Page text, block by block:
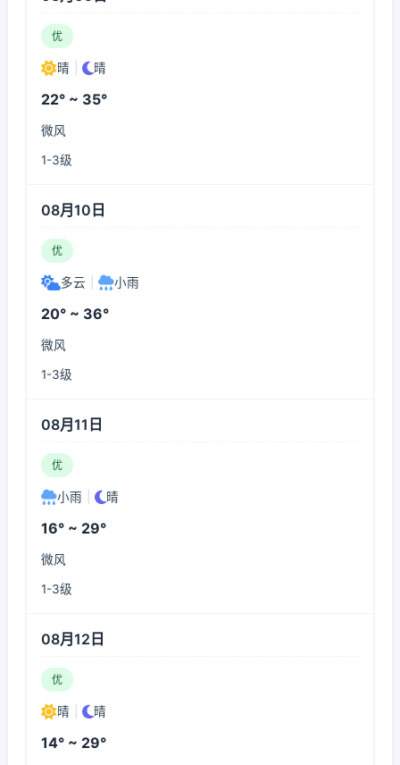
优
晴 晴
22° ~ 35°
微风
1-3级
08月10日
优
多云 小雨
20° ~ 36°
微风
1-3级
08月11日
优
小雨 晴
16° ~ 29°
微风
1-3级
08月12日
优
晴 晴
14° ~ 29°